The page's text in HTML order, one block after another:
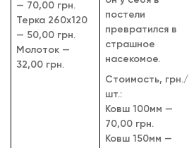
— 70,00 грн.
Терка 260х120
— 50,00 грн.
Молоток —
32,00 грн.
постели
превратился в
страшное
насекомое.
Cтоимость, грн./
шт.:
Ковш 100мм —
70,00 грн.
Ковш 150мм —